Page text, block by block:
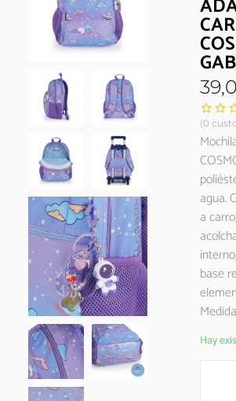
(0
agua.
a
base
Hay